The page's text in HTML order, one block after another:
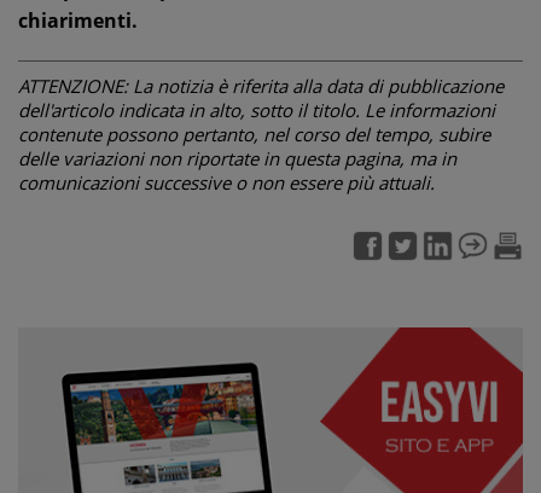
chiarimenti.
ATTENZIONE: La notizia è riferita alla data di pubblicazione
dell'articolo indicata in alto, sotto il titolo. Le informazioni
contenute possono pertanto, nel corso del tempo, subire
delle variazioni non riportate in questa pagina, ma in
comunicazioni successive o non essere più attuali.